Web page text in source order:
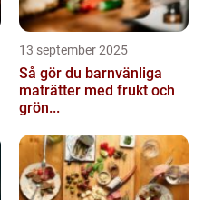
13 september 2025
Så gör du barnvänliga
maträtter med frukt och
grön...